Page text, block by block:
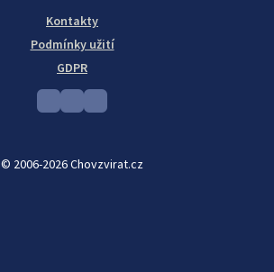
© 2006-2026 Chovzvirat.cz
Kontakty
Podmínky užití
GDPR